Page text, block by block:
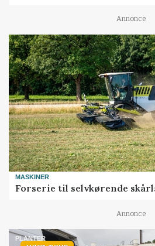
Annonce
MASKINER
Forserie til selvkørende
Annonce
PLANTER